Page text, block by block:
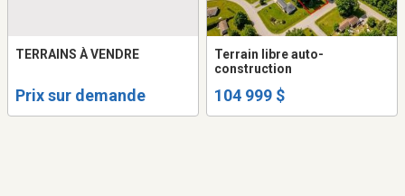
TERRAINS À VENDRE
Prix sur demande
Terrain libre auto-
construction
104 999 $